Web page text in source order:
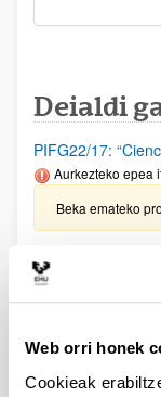
Web orri honek
Cookieak
Deialdi
PIFG22/17:
Aurkezteko epea
Beka emateko
PIFG22/18
Aurkezteko epea